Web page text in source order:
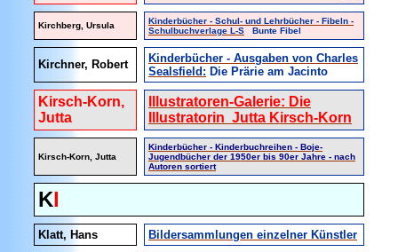
Kirchberg, Ursula
Kinderbücher - Schul- und Lehrbücher - Fibeln -
Schulbuchverlage L-S Bunte Fibel
Kirchner, Robert
Kinderbücher - Ausgaben von Charles
Sealsfield: Die Prärie am Jacinto
Kirsch-Korn,
Jutta
Illustratoren-Galerie: Die
Illustratorin Jutta Kirsch-Korn
Kirsch-Korn, Jutta
Kinderbücher - Kinderbuchreihen - Boje-
Jugendbücher der 1950er bis 90er Jahre - nach
Autoren sortiert
Kl
Klatt, Hans Bildersammlungen einzelner Künstler